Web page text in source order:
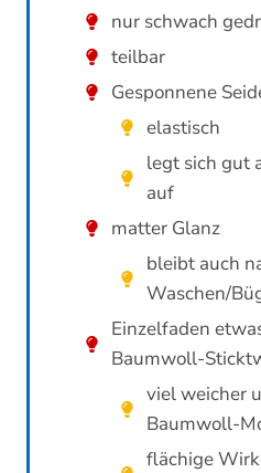
nur schwach
teilbar
Gesponnene
elastisch
legt sich gut
auf
matter Glanz
bleibt auch
Waschen/
Einzelfaden
Baumwoll-
viel weicher
Baumwoll-
flächige